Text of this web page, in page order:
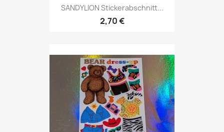
SANDYLION Stickerabschnitt...
2,70 €